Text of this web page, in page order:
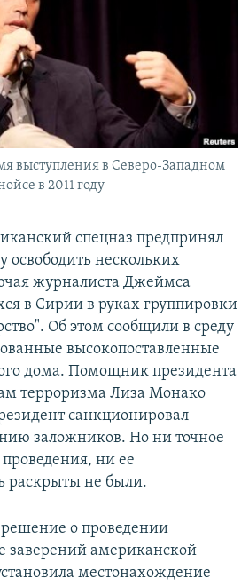
выступления в Северо-Западном
в 2011 году
спецназ предпринял
освободить нескольких
журналиста Джеймса
в Сирии в руках группировки
Об этом сообщили в среду
высокопоставленные
дома. Помощник президента
терроризма Лиза Монако
санкционировал
заложников. Но ни точное
ни ее
раскрыты не были.
о проведении
заверений американской
местонахождение